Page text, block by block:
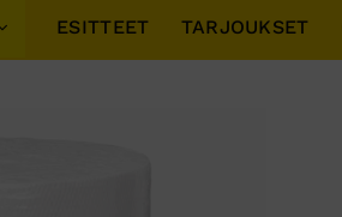
ESITTEET TARJOUKSET